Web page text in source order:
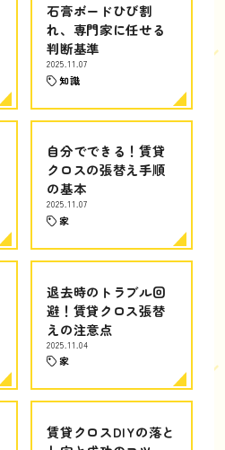
石膏ボードひび割
れ、専門家に任せる
判断基準
2025.11.07
知識
自分でできる！賃貸
クロスの張替え手順
の基本
2025.11.07
家
退去時のトラブル回
避！賃貸クロス張替
えの注意点
2025.11.04
家
賃貸クロスDIYの落と